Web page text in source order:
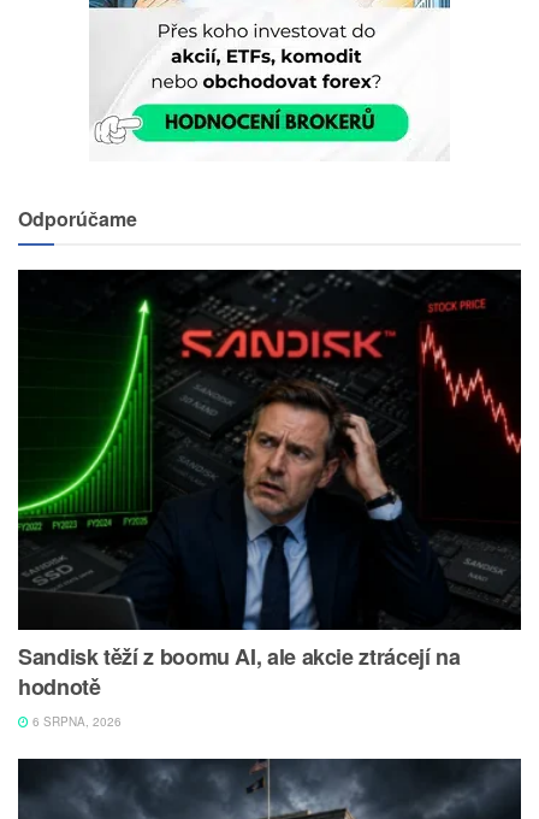
Odporúčame
Sandisk těží z boomu AI, ale akcie ztrácejí na
hodnotě
6 SRPNA, 2026